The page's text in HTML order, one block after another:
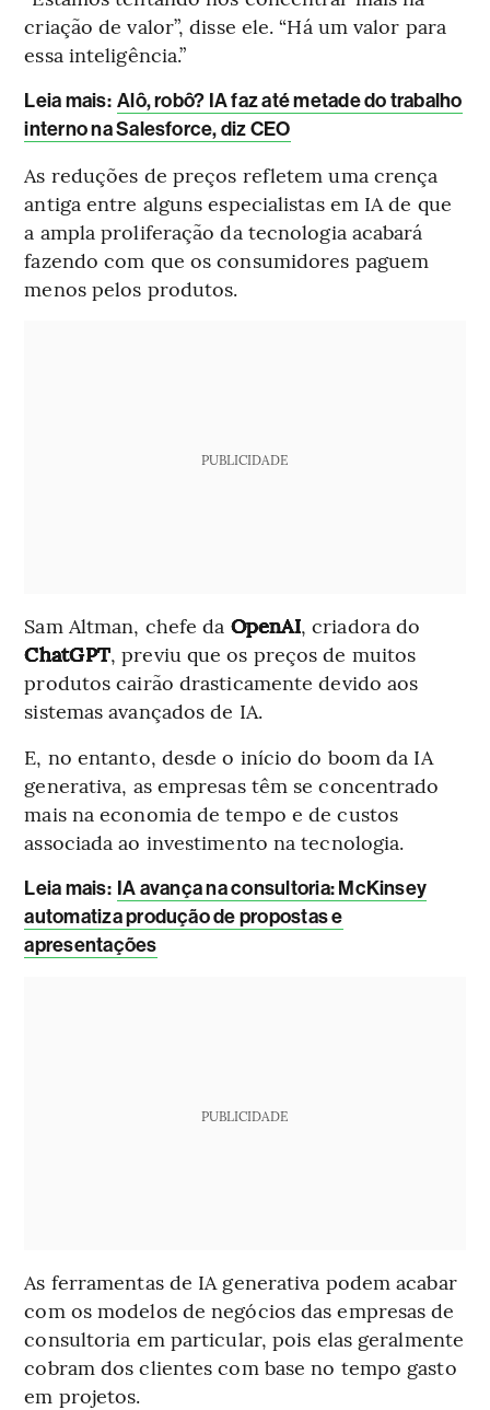
criação de valor”, disse ele. “Há um valor para
essa inteligência.”
Leia mais: Alô, robô? IA faz até metade do trabalho
interno na Salesforce, diz CEO
As reduções de preços refletem uma crença
antiga entre alguns especialistas em IA de que
a ampla proliferação da tecnologia acabará
fazendo com que os consumidores paguem
menos pelos produtos.
PUBLICIDADE
Sam Altman, chefe da OpenAI, criadora do
ChatGPT, previu que os preços de muitos
produtos cairão drasticamente devido aos
sistemas avançados de IA.
E, no entanto, desde o início do boom da IA
generativa, as empresas têm se concentrado
mais na economia de tempo e de custos
associada ao investimento na tecnologia.
Leia mais: IA avança na consultoria: McKinsey
automatiza produção de propostas e
apresentações
PUBLICIDADE
As ferramentas de IA generativa podem acabar
com os modelos de negócios das empresas de
consultoria em particular, pois elas geralmente
cobram dos clientes com base no tempo gasto
em projetos.